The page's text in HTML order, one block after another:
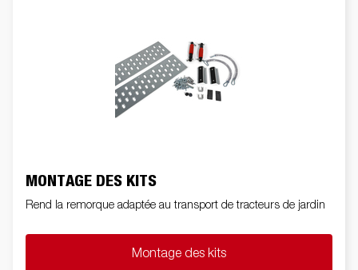
MONTAGE DES KITS
Rend la remorque adaptée au transport de tracteurs de jardin
Montage des kits